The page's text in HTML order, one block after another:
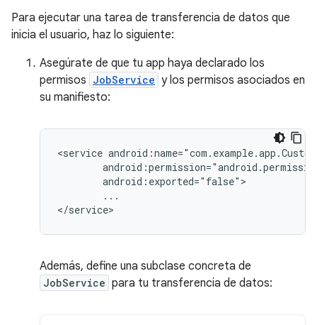
Para ejecutar una tarea de transferencia de datos que
inicia el usuario, haz lo siguiente:
Asegúrate de que tu app haya declarado los
permisos JobService y los permisos asociados en
su manifiesto:
<service
...
Además, define una subclase concreta de
JobService para tu transferencia de datos: